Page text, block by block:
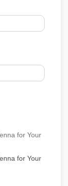
for Your
for Your